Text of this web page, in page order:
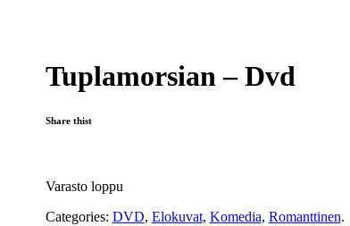
Tuplamorsian – Dvd
Share thist
Varasto loppu
Categories: DVD, Elokuvat, Komedia, Romanttinen.